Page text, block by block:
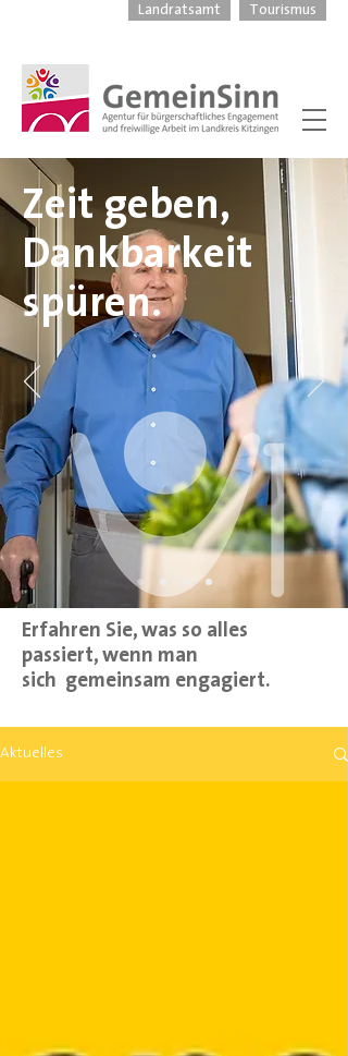
Landratsamt Tourismus
Zeit geben,
Dankbarkeit
spüren.
Erfahren Sie, was so alles
passiert, wenn man
sich gemeinsam engagiert.
Aktuelles